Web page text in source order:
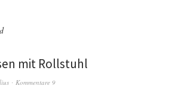
mit Rollstuhl
Kommentare 9